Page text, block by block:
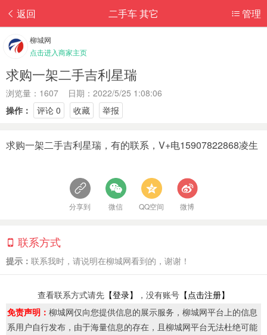
返回 管理
二手车 其它
柳城网
点击进入商家主页
求购一架二手吉利星瑞
浏览量：1607 日期：2022/5/25 1:08:06
操作：
评论 0 收藏 举报
求购一架二手吉利星瑞，有的联系，V+电15907822868凌生
分享到 微信 QQ空间 微博
联系方式
提示： 联系我时，请说明在柳城网看到的，谢谢！
查看联系方式请先 【登录】 ，没有账号 【点击注册】
免责声明： 柳城网仅向您提供信息的展示服务，柳城网平台上的信息
系用户自行发布，由于海量信息的存在，且柳城网平台无法杜绝可能